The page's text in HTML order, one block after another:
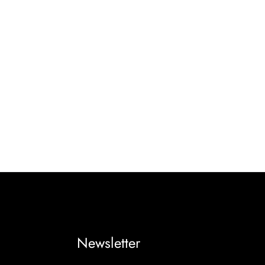
Newsletter